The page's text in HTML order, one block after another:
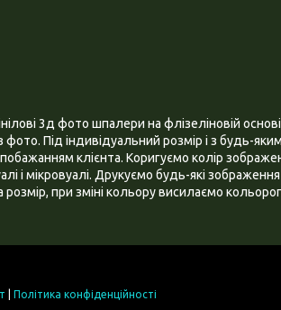
3д фото шпалери на флізеліновій
Під індивідуальний розмір і з будь-яким
клієнта. Коригуємо колір
і мікровуалі. Друкуємо будь-які
при зміні кольору висилаємо
Політика конфіденційності